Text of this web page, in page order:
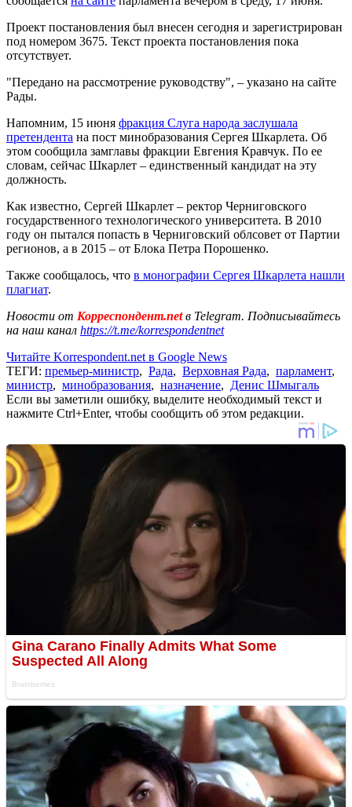
Проект постановления был внесен сегодня и зарегистрирован
под номером 3675. Текст проекта постановления пока
отсутствует.
"Передано на рассмотрение руководству", – указано на сайте
Рады.
Напомним, 15 июня фракция Слуга народа заслушала
претендента на пост минобразования Сергея Шкарлета. Об
этом сообщила замглавы фракции Евгения Кравчук. По ее
словам, сейчас Шкарлет – единственный кандидат на эту
должность.
Как известно, Сергей Шкарлет – ректор Черниговского
государственного технологического университета. В 2010
году он пытался попасть в Черниговский облсовет от Партии
регионов, а в 2015 – от Блока Петра Порошенко.
Также сообщалось, что в монографии Сергея Шкарлета нашли
плагиат.
Новости от Корреспондент.netв Telegram. Подписывайтесь
на наш канал https://t.me/korrespondentnet
Читайте Korrespondent.net в Google News
ТЕГИ: премьер-министр, Рада, Верховная Рада, парламент,
министр, минобразования, назначение, Денис Шмыгаль
Если вы заметили ошибку, выделите необходимый текст и
нажмите Ctrl+Enter, чтобы сообщить об этом редакции.